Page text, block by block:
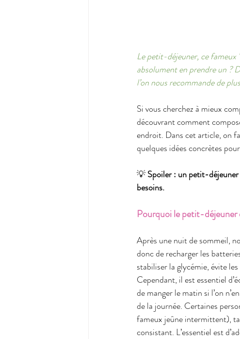
Le petit-déjeuner, ce fameux
absolument en prendre un ?
l’on nous recommande de
Si vous cherchez à mieux
découvrant comment
endroit. Dans cet article, on
quelques idées concrètes
💡 Spoiler : un petit-déjeuner
besoins.
Pourquoi le petit-
Après une nuit de sommeil,
donc de recharger les
stabiliser la glycémie, évite
Cependant, il est essentiel
de manger le matin si l’on
de la journée. Certaines
fameux jeûne intermittent),
consistant. L’essentiel est